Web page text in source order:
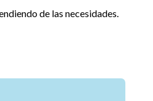
de las necesidades.